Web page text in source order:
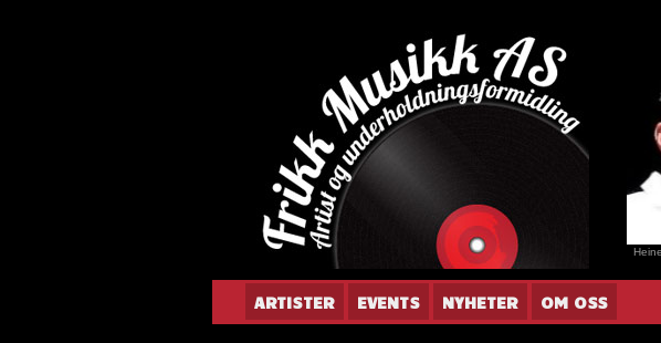
Gunnar Andersen
ARTISTER EVENTS NYHETER OM OSS